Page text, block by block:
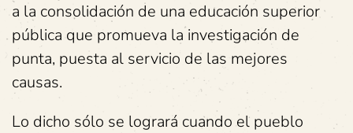
a la consolidación de una educación superior
pública que promueva la investigación de
punta, puesta al servicio de las mejores
causas.
Lo dicho sólo se logrará cuando el pueblo